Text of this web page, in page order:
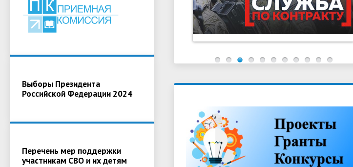
Выборы Президента
Российской Федерации 2024
Перечень мер поддержки
участникам СВО и их детям